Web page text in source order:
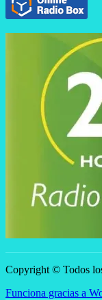
Copyright © Todos
Funciona gracias a